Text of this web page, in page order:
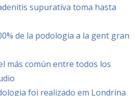
supurativa toma hasta
de la podologia a la gent gran
más común entre todos los
foi realizado em Londrina